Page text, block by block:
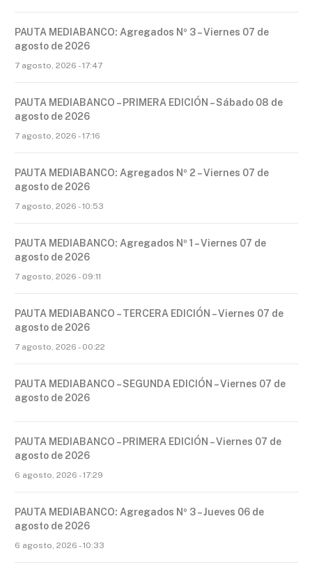
PAUTA MEDIABANCO: Agregados Nº 3 – Viernes 07 de
agosto de 2026
7 agosto, 2026 - 17:47
PAUTA MEDIABANCO – PRIMERA EDICIÓN – Sábado 08 de
agosto de 2026
7 agosto, 2026 - 17:16
PAUTA MEDIABANCO: Agregados Nº 2 – Viernes 07 de
agosto de 2026
7 agosto, 2026 - 10:53
PAUTA MEDIABANCO: Agregados Nº 1 – Viernes 07 de
agosto de 2026
7 agosto, 2026 - 09:11
PAUTA MEDIABANCO – TERCERA EDICIÓN – Viernes 07 de
agosto de 2026
7 agosto, 2026 - 00:22
PAUTA MEDIABANCO – SEGUNDA EDICIÓN – Viernes 07 de
agosto de 2026
PAUTA MEDIABANCO – PRIMERA EDICIÓN – Viernes 07 de
agosto de 2026
6 agosto, 2026 - 17:29
PAUTA MEDIABANCO: Agregados Nº 3 – Jueves 06 de
agosto de 2026
6 agosto, 2026 - 10:33